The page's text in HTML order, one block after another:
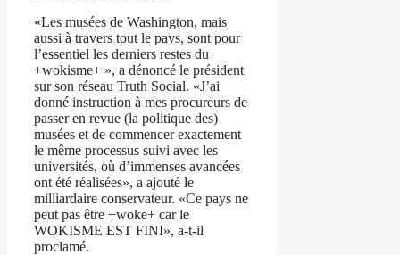
«Les musées de Washington, mais
aussi à travers tout le pays, sont pour
l’essentiel les derniers restes du
+wokisme+ », a dénoncé le président
sur son réseau Truth Social. «J’ai
donné instruction à mes procureurs de
passer en revue (la politique des)
musées et de commencer exactement
le même processus suivi avec les
universités, où d’immenses avancées
ont été réalisées», a ajouté le
milliardaire conservateur. «Ce pays ne
peut pas être +woke+ car le
WOKISME EST FINI», a-t-il
proclamé.